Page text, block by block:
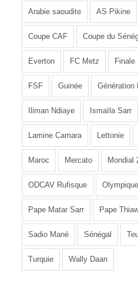
Arabie saoudite AS Pikine
Coupe CAF Coupe du
Everton FC Metz Finale
FSF Guinée Génération
Iliman Ndiaye Ismaïla Sarr
Lamine Camara Lettonie
Maroc Mercato Mondial
ODCAV Rufisque
Pape Matar Sarr Pape
Sadio Mané Sénégal
Turquie Wally Daan